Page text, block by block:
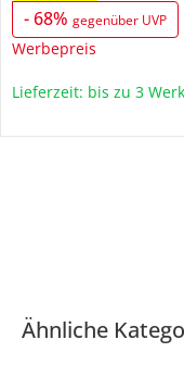
-68% gegenüber UVP
Werbepreis
Lieferzeit: bis zu 3
Ähnliche